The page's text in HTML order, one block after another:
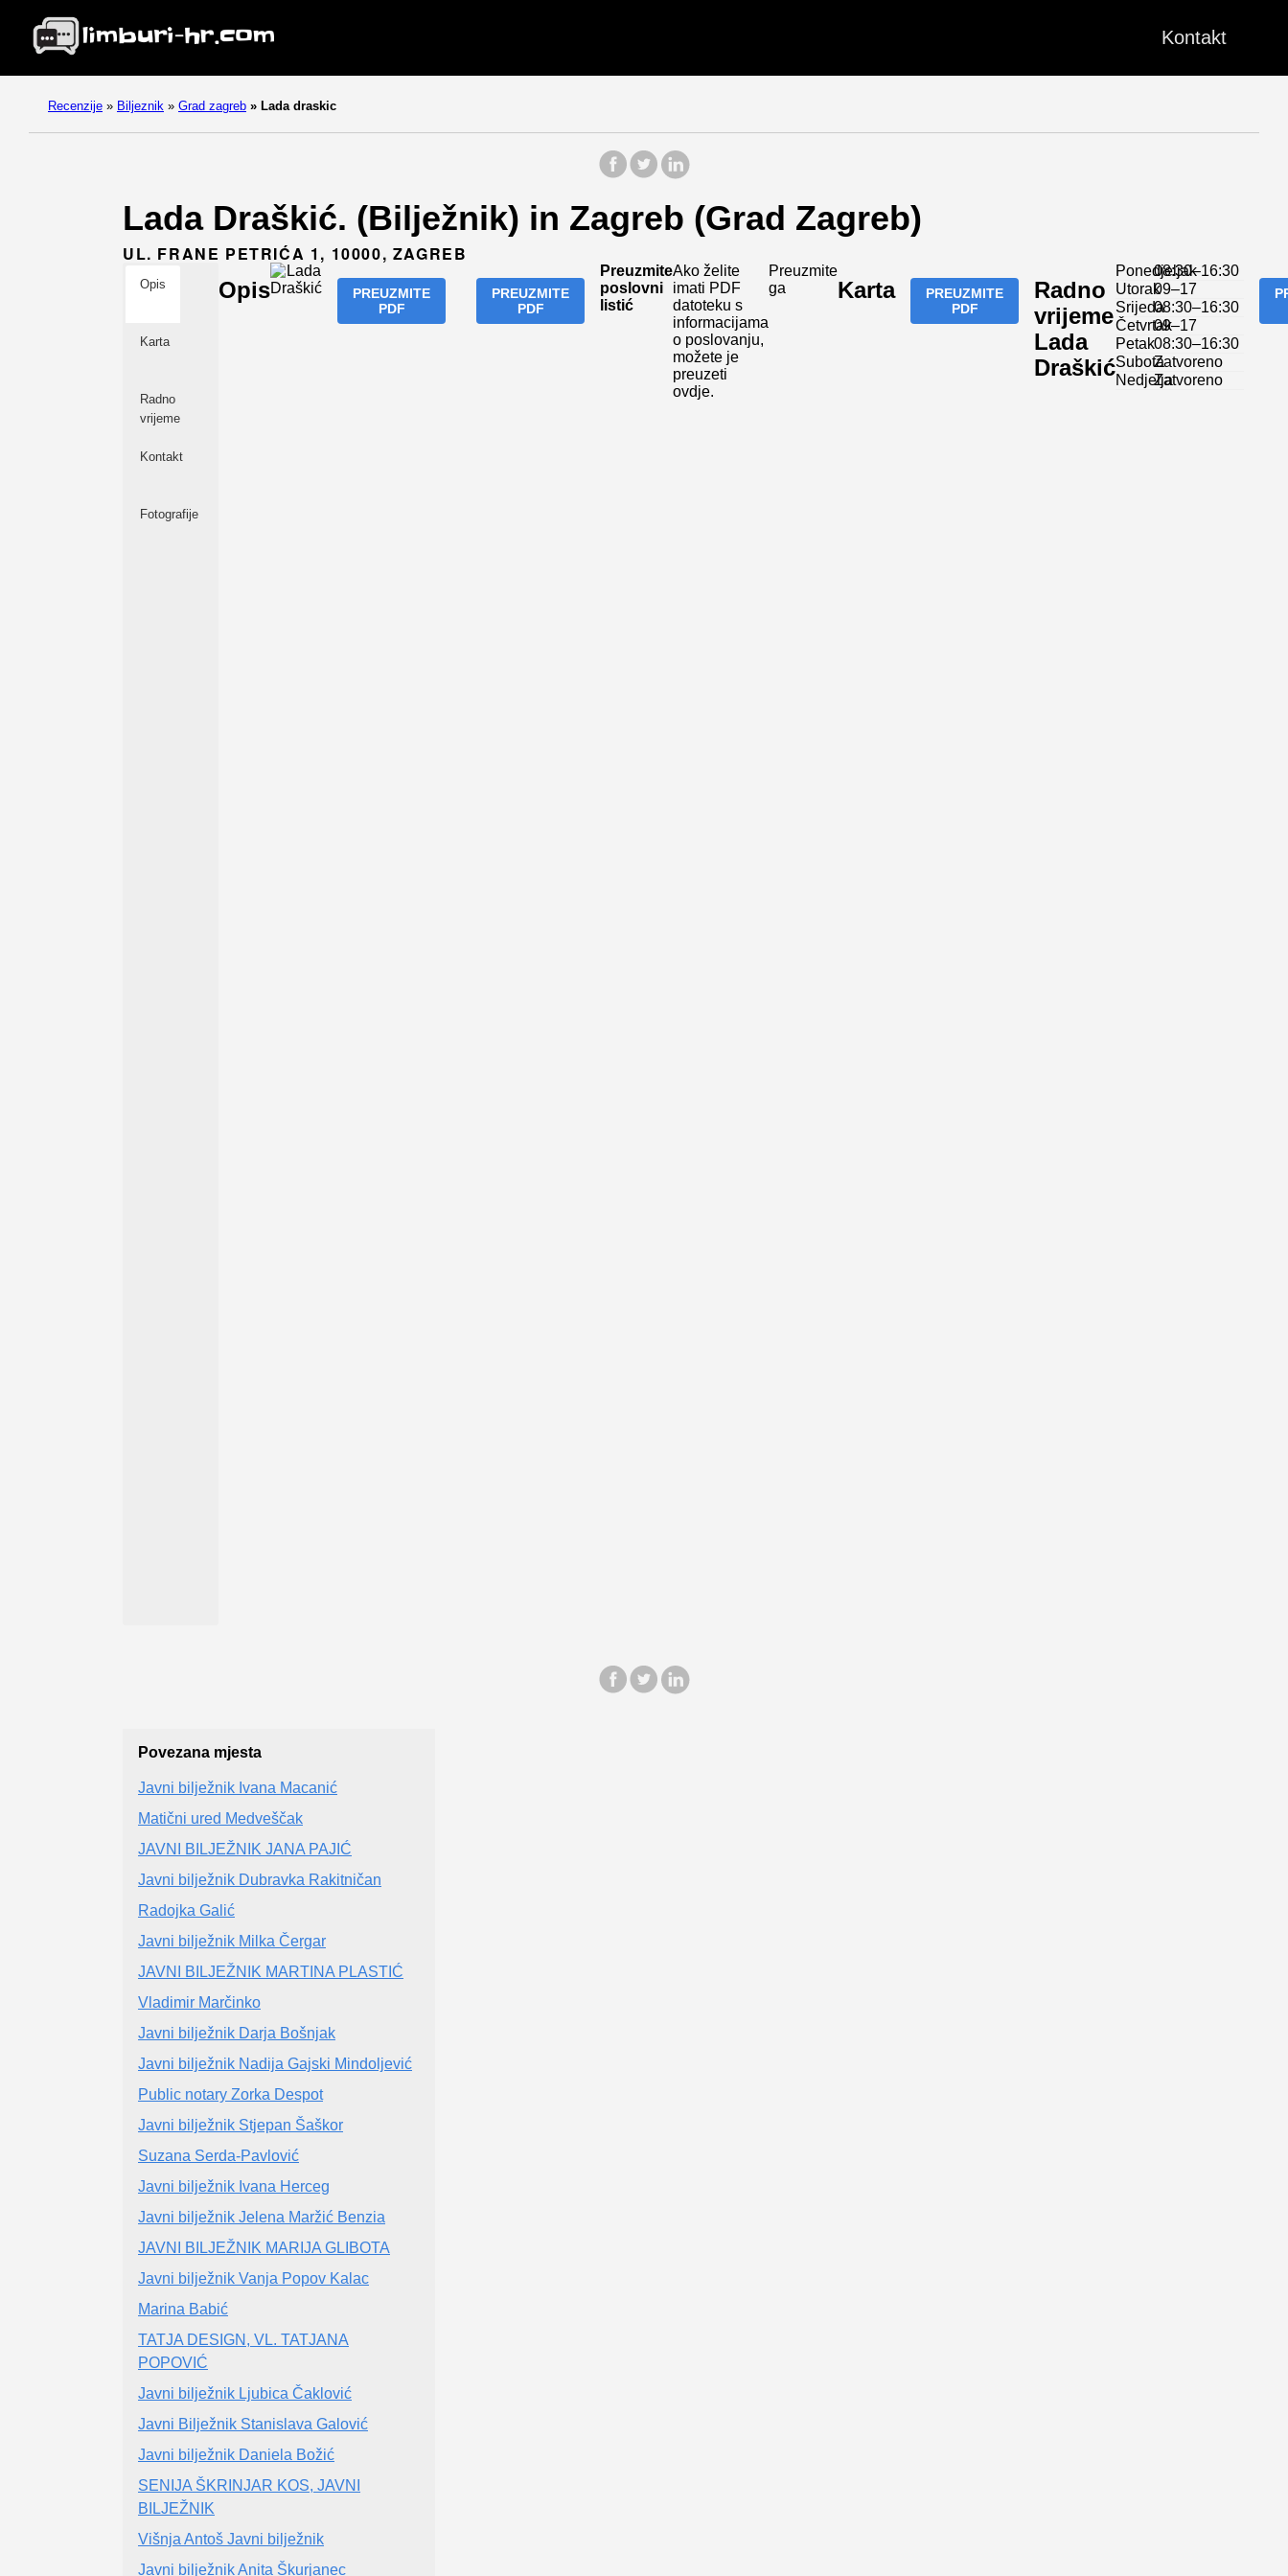
Kontakt
Recenzije » Biljeznik » Grad zagreb » Lada draskic
Lada Draškić. (Bilježnik) in Zagreb (Grad Zagreb)
UL. FRANE PETRIĆA 1, 10000, ZAGREB
Opis
Karta
Radno
vrijeme
Kontakt
Fotografije
Opis
PREUZMITE
PDF
PREUZMITE
PDF
Preuzmite
poslovni
listić
Ako želite
imati PDF
datoteku s
informacijama
o poslovanju,
možete je
preuzeti
ovdje.
Preuzmite
ga
Karta
PREUZMITE
PDF
Radno
vrijeme
Lada
Draškić
Ponedjeljak
08:30–16:30
Utorak09–17
Srijeda08:30–16:30
Četvrtak09–17
Petak08:30–16:30
SubotaZatvoreno
NedjeljaZatvoreno
Povezana mjesta
Javni bilježnik Ivana Macanić
Matični ured Medveščak
JAVNI BILJEŽNIK JANA PAJIĆ
Javni bilježnik Dubravka Rakitničan
Radojka Galić
Javni bilježnik Milka Čergar
JAVNI BILJEŽNIK MARTINA PLASTIĆ
Vladimir Marčinko
Javni bilježnik Darja Bošnjak
Javni bilježnik Nadija Gajski Mindoljević
Public notary Zorka Despot
Javni bilježnik Stjepan Šaškor
Suzana Serda-Pavlović
Javni bilježnik Ivana Herceg
Javni bilježnik Jelena Maržić Benzia
JAVNI BILJEŽNIK MARIJA GLIBOTA
Javni bilježnik Vanja Popov Kalac
Marina Babić
TATJA DESIGN, VL. TATJANA
POPOVIĆ
Javni bilježnik Ljubica Čaklović
Javni Bilježnik Stanislava Galović
Javni bilježnik Daniela Božić
SENIJA ŠKRINJAR KOS, JAVNI
BILJEŽNIK
Višnja Antoš Javni bilježnik
Javni bilježnik Anita Škurjanec